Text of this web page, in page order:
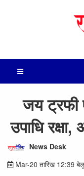
जय ट्रफी
उपाधि
News Desk
Mar-20 तारिख 12:39